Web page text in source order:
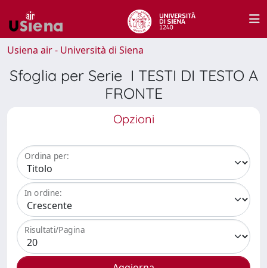
Usiena air - Università di Siena
Sfoglia per Serie I TESTI DI TESTO A
FRONTE
Opzioni
Ordina per:
In ordine:
Risultati/Pagina